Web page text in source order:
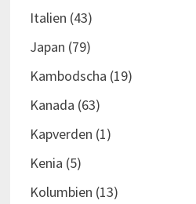
Italien (43)
Japan (79)
Kambodscha (19)
Kanada (63)
Kapverden (1)
Kenia (5)
Kolumbien (13)